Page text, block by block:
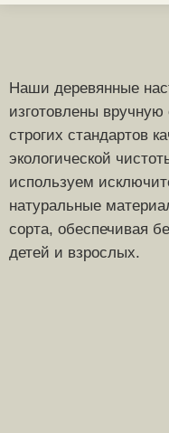
Наши деревянные
изготовлены
строгих стандартов
экологической
используем
натуральные
сорта, обеспечивая
детей и взрослых.